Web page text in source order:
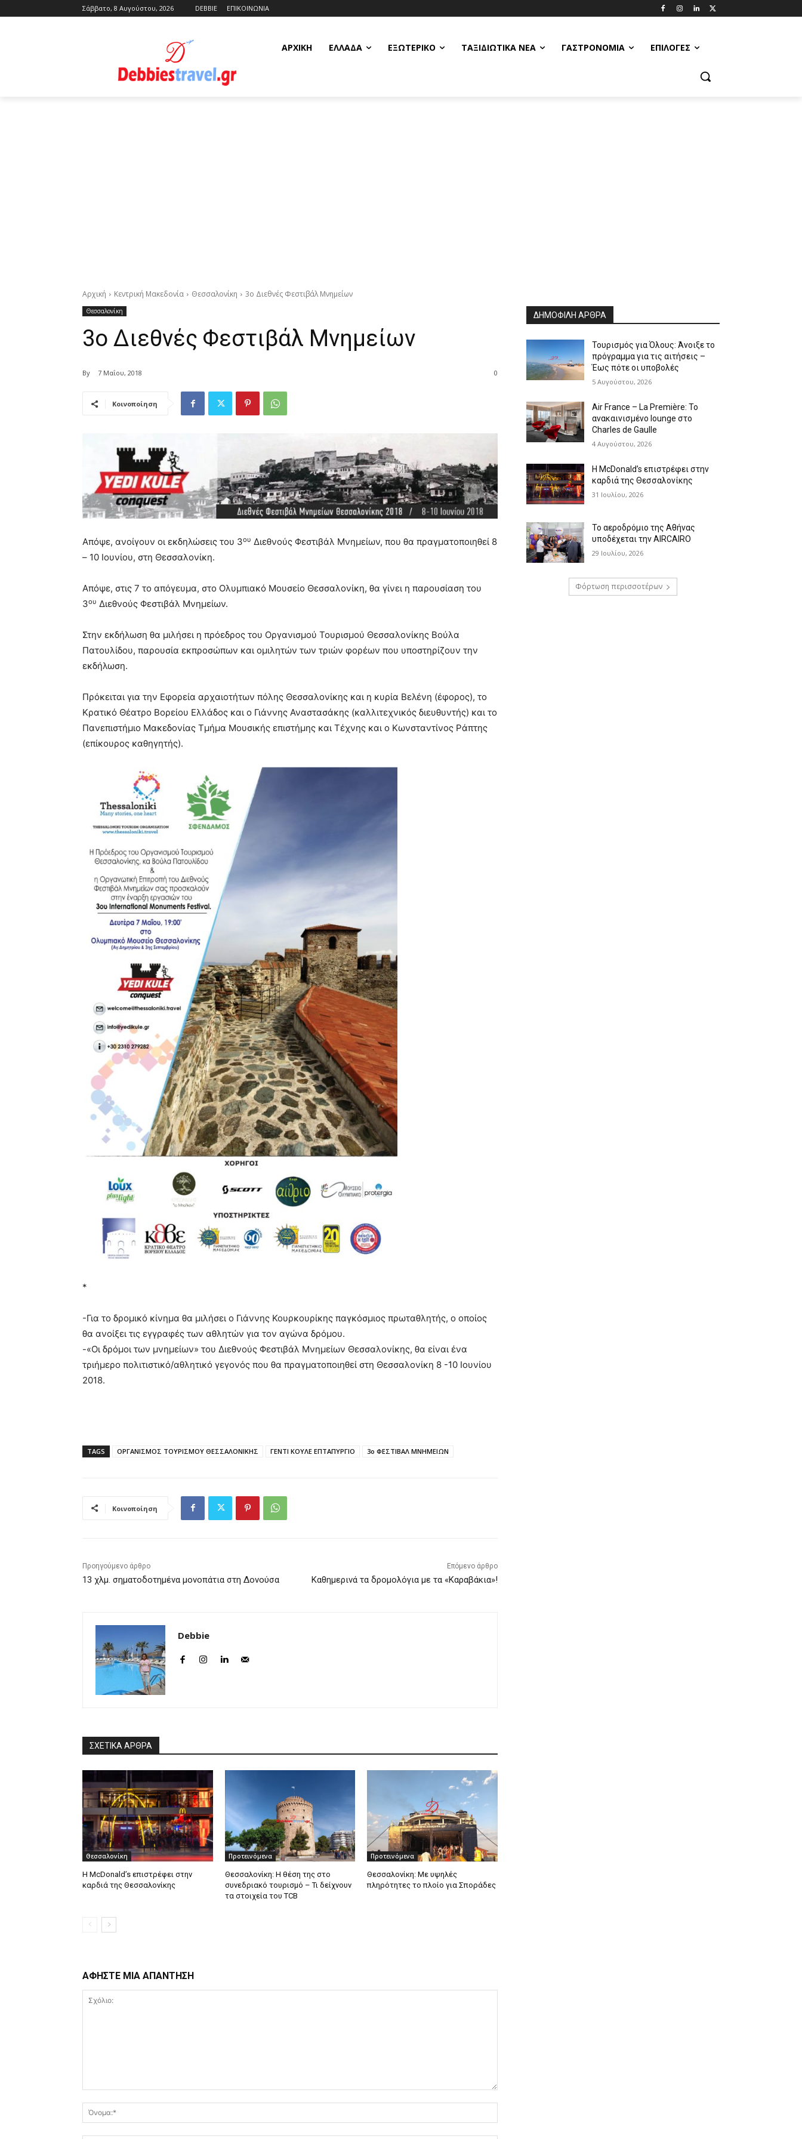
Σάββατο, 8 Αυγούστου, 2026 DEBBIE ΕΠΙΚΟΙΝΩΝΙΑ
ΑΡΧΙΚΗ ΕΛΛΆΔΑ ΕΞΩΤΕΡΙΚΌ ΤΑΞΙΔΙΩΤΙΚΆ ΝΈΑ ΓΑΣΤΡΟΝΟΜΊΑ ΕΠΙΛΟΓΈΣ
Αρχική Κεντρική Μακεδονία Θεσσαλονίκη 3ο Διεθνές Φεστιβάλ Μνημείων
Θεσσαλονίκη
3ο Διεθνές Φεστιβάλ Μνημείων
By 7 Μαΐου, 2018 0
Κοινοποίηση
Απόψε, ανοίγουν οι εκδηλώσεις του 3ου Διεθνούς Φεστιβάλ Μνημείων, που θα πραγματοποιηθεί 8
– 10 Ιουνίου, στη Θεσσαλονίκη.
Απόψε, στις 7 το απόγευμα, στο Ολυμπιακό Μουσείο Θεσσαλονίκη, θα γίνει η παρουσίαση του
3ου Διεθνούς Φεστιβάλ Μνημείων.
Στην εκδήλωση θα μιλήσει η πρόεδρος του Οργανισμού Τουρισμού Θεσσαλονίκης Βούλα
Πατουλίδου, παρουσία εκπροσώπων και ομιλητών των τριών φορέων που υποστηρίζουν την
εκδήλωση.
Πρόκειται για την Εφορεία αρχαιοτήτων πόλης Θεσσαλονίκης και η κυρία Βελένη (έφορος), το
Κρατικό Θέατρο Βορείου Ελλάδος και ο Γιάννης Αναστασάκης (καλλιτεχνικός διευθυντής) και το
Πανεπιστήμιο Μακεδονίας Τμήμα Μουσικής επιστήμης και Τέχνης και ο Κωνσταντίνος Ράπτης
(επίκουρος καθηγητής).
*
-Για το δρομικό κίνημα θα μιλήσει ο Γιάννης Κουρκουρίκης παγκόσμιος πρωταθλητής, ο οποίος
θα ανοίξει τις εγγραφές των αθλητών για τον αγώνα δρόμου.
-«Οι δρόμοι των μνημείων» του Διεθνούς Φεστιβάλ Μνημείων Θεσσαλονίκης, θα είναι ένα
τριήμερο πολιτιστικό/αθλητικό γεγονός που θα πραγματοποιηθεί στη Θεσσαλονίκη 8 -10 Ιουνίου
2018.
TAGS ΟΡΓΑΝΙΣΜΟΣ ΤΟΥΡΙΣΜΟΥ ΘΕΣΣΑΛΟΝΙΚΗΣ ΓΕΝΤΙ ΚΟΥΛΕ ΕΠΤΑΠΥΡΓΙΟ 3ο ΦΕΣΤΙΒΑΛ ΜΝΗΜΕΙΩΝ
Κοινοποίηση
Προηγούμενο άρθρο
13 χλμ. σηματοδοτημένα μονοπάτια στη Δονούσα
Επόμενο άρθρο
Καθημερινά τα δρομολόγια με τα «Καραβάκια»!
Debbie
ΣΧΕΤΙΚΑ ΑΡΘΡΑ
Θεσσαλονίκη
Η McDonald’s επιστρέφει στην
καρδιά της Θεσσαλονίκης
Προτεινόμενα
Θεσσαλονίκη: Η θέση της στο
συνεδριακό τουρισμό – Τι δείχνουν
τα στοιχεία του TCB
Προτεινόμενα
Θεσσαλονίκη: Με υψηλές
πληρότητες το πλοίο για Σποράδες
ΑΦΗΣΤΕ ΜΙΑ ΑΠΑΝΤΗΣΗ
ΔΗΜΟΦΙΛΗ ΑΡΘΡΑ
Τουρισμός για Όλους: Άνοιξε το
πρόγραμμα για τις αιτήσεις –
Έως πότε οι υποβολές
5 Αυγούστου, 2026
Air France – La Première: Το
ανακαινισμένο lounge στο
Charles de Gaulle
4 Αυγούστου, 2026
Η McDonald’s επιστρέφει στην
καρδιά της Θεσσαλονίκης
31 Ιουλίου, 2026
Το αεροδρόμιο της Αθήνας
υποδέχεται την AIRCAIRO
29 Ιουλίου, 2026
Φόρτωση περισσοτέρων